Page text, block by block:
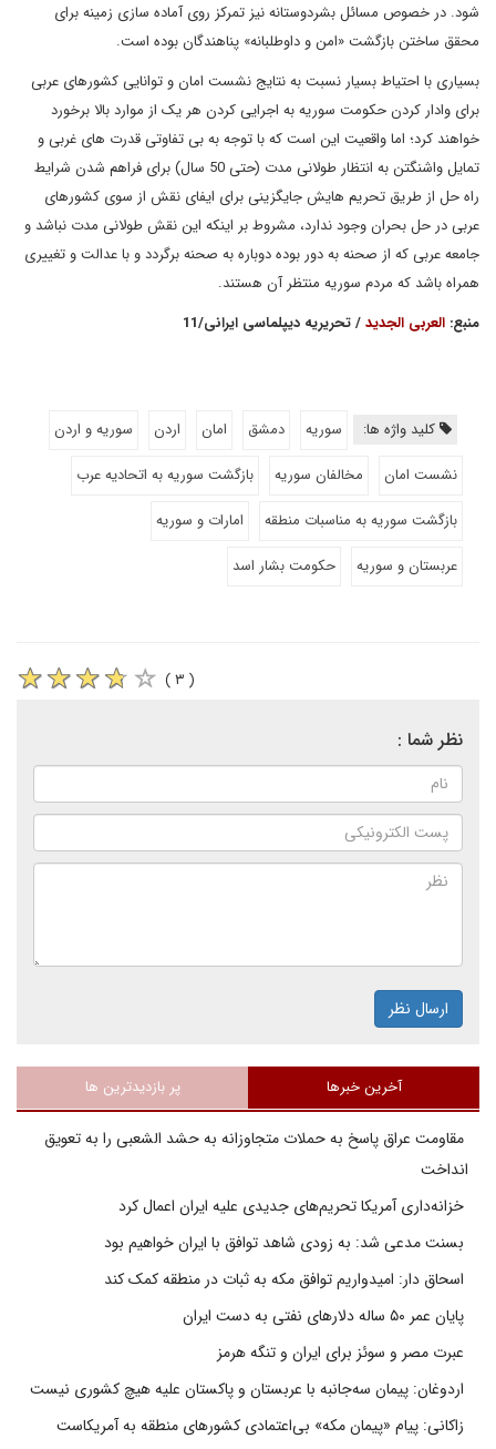
شود. در خصوص مسائل بشردوستانه نیز تمرکز روی آماده سازی زمینه برای
محقق ساختن بازگشت «امن و داوطلبانه» پناهندگان بوده است.
بسیاری با احتیاط بسیار نسبت به نتایج نشست امان و توانایی کشورهای عربی
برای وادار کردن حکومت سوریه به اجرایی کردن هر یک از موارد بالا برخورد
خواهند کرد؛ اما واقعیت این است که با توجه به بی تفاوتی قدرت های غربی و
تمایل واشنگتن به انتظار طولانی مدت (حتی 50 سال) برای فراهم شدن شرایط
راه حل از طریق تحریم هایش جایگزینی برای ایفای نقش از سوی کشورهای
عربی در حل بحران وجود ندارد، مشروط بر اینکه این نقش طولانی مدت نباشد و
جامعه عربی که از صحنه به دور بوده دوباره به صحنه برگردد و با عدالت و تغییری
همراه باشد که مردم سوریه منتظر آن هستند.
منبع: العربی الجدید/ تحریریه دیپلماسی ایرانی/11
کلید واژه ها: سوریه دمشق امان اردن
سوریه و اردن
نشست امان
مخالفان سوریه
بازگشت سوریه به اتحادیه عرب
بازگشت سوریه به مناسبات منطقه
امارات و سوریه
عربستان و سوریه
حکومت بشار اسد
( ۳ )
نظر شما :
ارسال نظر
آخرین خبرها پر بازدیدترین ها
مقاومت عراق پاسخ به حملات متجاوزانه به حشد الشعبی را به تعویق
انداخت
خزانه‌داری آمریکا تحریم‌های جدیدی علیه ایران اعمال کرد
بسنت مدعی شد: به زودی شاهد توافق با ایران خواهیم بود
اسحاق دار: امیدواریم توافق مکه به ثبات در منطقه کمک کند
پایان عمر ۵۰ ساله دلارهای نفتی به دست ایران
عبرت مصر و سوئز برای ایران و تنگه هرمز
اردوغان: پیمان سه‌جانبه با عربستان و پاکستان علیه هیچ کشوری نیست
زاکانی: پیام «پیمان مکه» بی‌اعتمادی کشورهای منطقه به آمریکاست